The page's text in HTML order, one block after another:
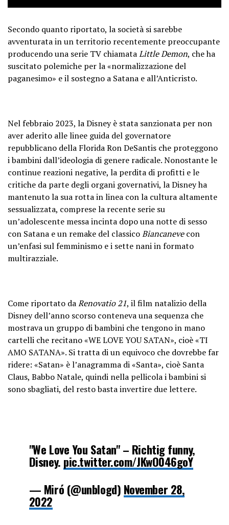
Secondo quanto riportato, la società si sarebbe
avventurata in un territorio recentemente preoccupante
producendo una serie TV chiamataLittle Demon, che ha
suscitato polemiche per la «normalizzazione del
paganesimo» e il sostegno a Satana e all’Anticristo.
Nel febbraio 2023, la Disney è stata sanzionata per non
aver aderito alle linee guida del governatore
repubblicano della Florida Ron DeSantis che proteggono
i bambini dall’ideologia di genere radicale. Nonostante le
continue reazioni negative, la perdita di profitti e le
critiche da parte degli organi governativi, la Disney ha
mantenuto la sua rotta in linea con la cultura altamente
sessualizzata, comprese la recente serie su
un’adolescente messa incinta dopo una notte di sesso
con Satana e un remake del classicoBiancanevecon
un’enfasi sul femminismo e i sette nani in formato
multirazziale.
Come riportato daRenovatio 21, il film natalizio della
Disney dell’anno scorso conteneva una sequenza che
mostrava un gruppo di bambini che tengono in mano
cartelli che recitano «WE LOVE YOU SATAN», cioè «TI
AMO SATANA». Si tratta di un equivoco che dovrebbe far
ridere: «Satan» è l’anagramma di «Santa», cioè Santa
Claus, Babbo Natale, quindi nella pellicola i bambini si
sono sbagliati, del resto basta invertire due lettere.
"We Love You Satan" – Richtig funny,
Disney. pic.twitter.com/JKwO046goY
— Miró (@unblogd) November 28,
2022